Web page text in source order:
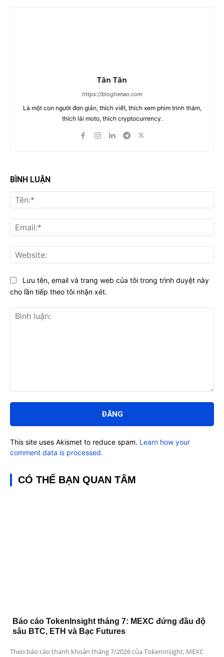
Tân Tân
https://blogtienao.com
Là một con người đơn giản, thích viết, thích xem phim trinh thám,
thích lái moto, thích cryptocurrency.
BÌNH LUẬN
luận:
Lưu tên, email và trang web của tôi trong trình duyệt này
cho lần tiếp theo tôi nhận xét.
This site uses Akismet to reduce spam. Learn how your
comment data is processed.
CÓ THỂ BẠN QUAN TÂM
Báo cáo TokenInsight tháng 7: MEXC đứng đầu độ
sâu BTC, ETH và Bạc Futures
Theo báo cáo thanh khoản tháng 7/2026 của TokenInsight, MEXC